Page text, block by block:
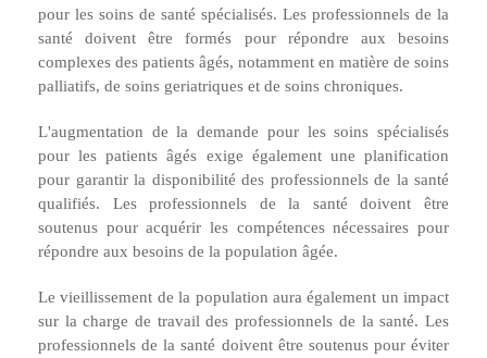
pour les soins de santé spécialisés. Les professionnels de la
santé doivent être formés pour répondre aux besoins
complexes des patients âgés, notamment en matière de soins
palliatifs, de soins geriatriques et de soins chroniques.
L'augmentation de la demande pour les soins spécialisés
pour les patients âgés exige également une planification
pour garantir la disponibilité des professionnels de la santé
qualifiés. Les professionnels de la santé doivent être
soutenus pour acquérir les compétences nécessaires pour
répondre aux besoins de la population âgée.
Le vieillissement de la population aura également un impact
sur la charge de travail des professionnels de la santé. Les
professionnels de la santé doivent être soutenus pour éviter